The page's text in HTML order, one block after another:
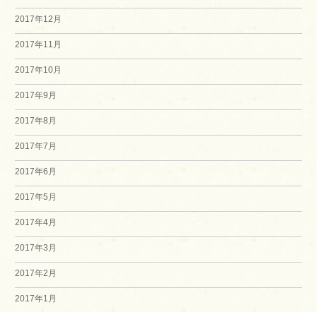
2017年12月
2017年11月
2017年10月
2017年9月
2017年8月
2017年7月
2017年6月
2017年5月
2017年4月
2017年3月
2017年2月
2017年1月